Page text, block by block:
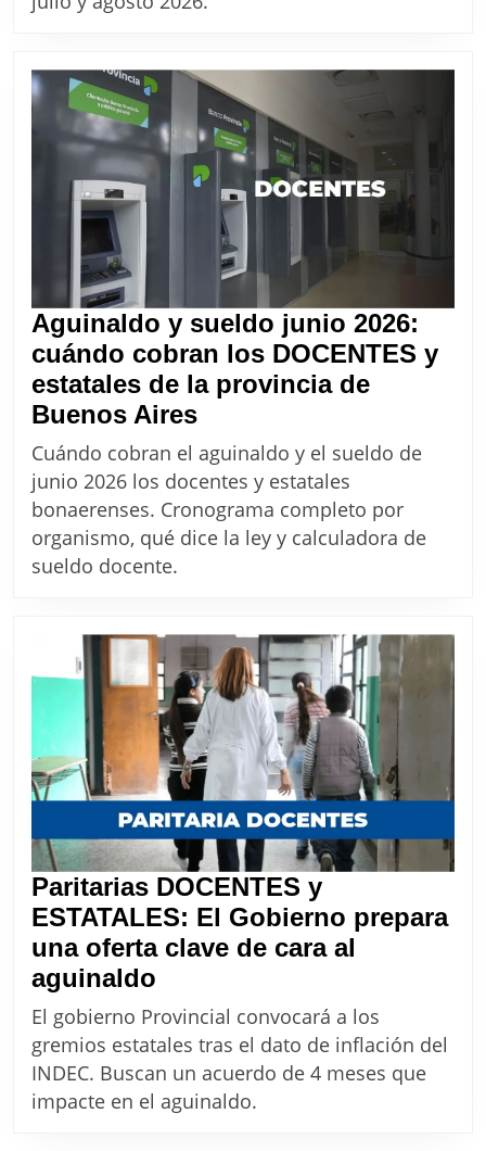
básicos,
¿Cuánto
cobra
un
maestro
julio
y
agosto
2026?
Aguinaldo y sueldo junio 2026:
cuándo cobran los DOCENTES y
estatales de la provincia de
Buenos AiresAguinaldo
y
sueldo
junio
2026:
DOCENTES
y
estatales
de
la
provincia
de
Buenos
Aires
Cuándo cobran el aguinaldo y el sueldo de
junio 2026 los docentes y estatales
bonaerenses. Cronograma completo por
organismo, qué dice la ley y calculadora de
sueldo docente.
Paritarias DOCENTES y
ESTATALES: El Gobierno prepara
una oferta clave de cara al
aguinaldo
DOCENTES
y
ESTATALES:
El
El gobierno Provincial convocará a los
gremios estatales tras el dato de inflación del
INDEC. Buscan un acuerdo de 4 meses que
impacte en el aguinaldo.